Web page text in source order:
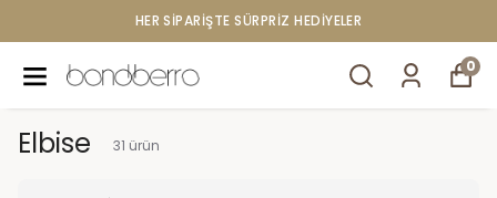
750 TL ÜZERI ÜCRETSIZ KARGO
0
Elbise 31 ürün